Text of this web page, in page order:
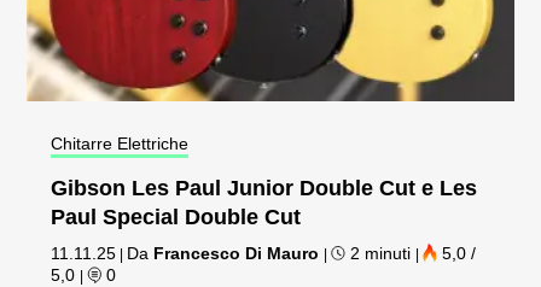
Chitarre Elettriche
Gibson Les Paul Junior Double Cut e Les
Paul Special Double Cut
11.11.25 Da Francesco Di Mauro | 2 minuti |
5,0 /
5,0
| 0